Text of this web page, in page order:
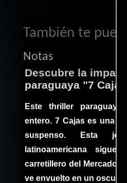
También te
Notas
Descubre la
paraguaya "7 Cajas"
Este thriller
entero. 7 Cajas es una
suspenso. Esta joya
latinoamericana
carretillero del Mercado 4
ve envuelto en un oscuro